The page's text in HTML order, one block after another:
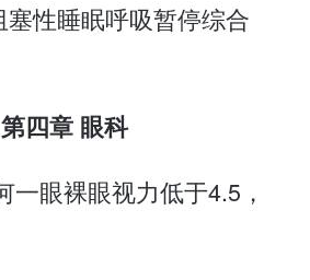
性睡眠呼吸暂停综合
第四章 眼科
一眼裸眼视力低于4.5，